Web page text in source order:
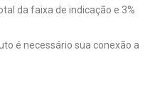
da faixa de indicação e 3%
é necessário sua conexão a